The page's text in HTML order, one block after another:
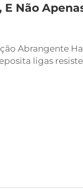
Não
Abrangente
ligas
a degradação.
na integridade